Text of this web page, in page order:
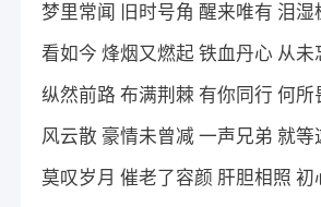
梦里常闻 旧时号角 醒来唯有 泪湿
看如今 烽烟又燃起 铁血丹心 从未
纵然前路 布满荆棘 有你同行 何所
风云散 豪情未曾减 一声兄弟 就等
莫叹岁月 催老了容颜 肝胆相照 初